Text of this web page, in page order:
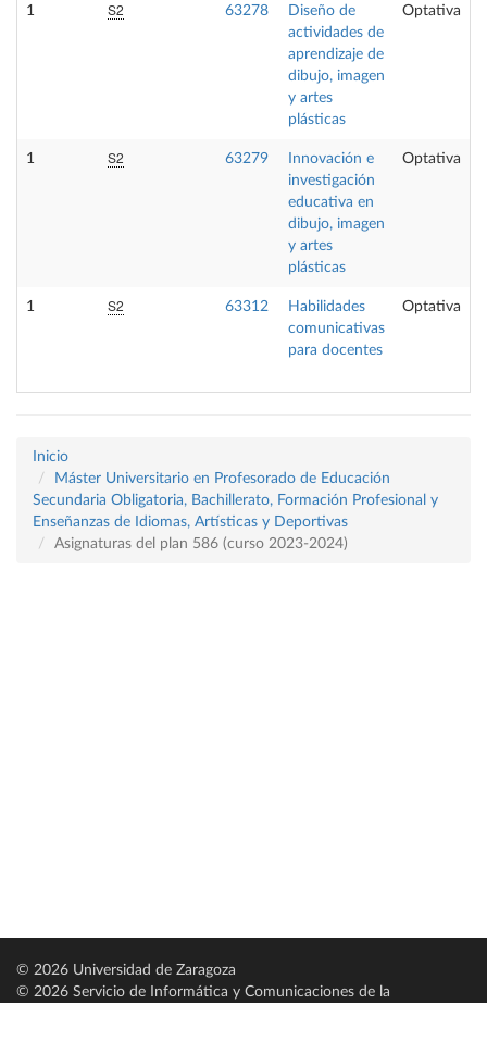
1 S2 63278
Diseño de
actividades de
aprendizaje de
dibujo, imagen
y artes
plásticas
Optativa
1 S2 63279
Innovación e
investigación
educativa en
dibujo, imagen
y artes
plásticas
Optativa
1 S2 63312
Habilidades
comunicativas
para docentes
Optativa
Inicio
Máster Universitario en Profesorado de Educación
Secundaria Obligatoria, Bachillerato, Formación Profesional y
Enseñanzas de Idiomas, Artísticas y Deportivas
Asignaturas del plan 586 (curso 2023-2024)
© 2026 Universidad de Zaragoza
© 2026 Servicio de Informática y Comunicaciones de la